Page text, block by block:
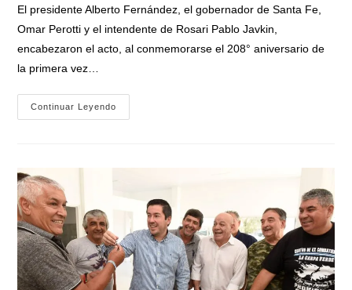
entrada:
El presidente Alberto Fernández, el gobernador de Santa Fe,
Omar Perotti y el intendente de Rosari Pablo Javkin,
encabezaron el acto, al conmemorarse el 208° aniversario de
la primera vez…
Continuar Leyendo
Presidente
Inauguración
Del
Monumento
Al
General
Belgrano